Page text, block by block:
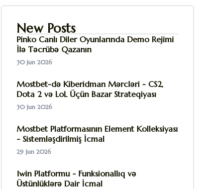
New Posts
Pinko Canlı Diler Oyunlarında Demo Rejimi
İlə Təcrübə Qazanın
30 Jun 2026
Mostbet-də Kiberidman Mərcləri - CS2,
Dota 2 və LoL Üçün Bazar Strateqiyası
30 Jun 2026
Mostbet Platformasının Element Kolleksiyası
- Sistemləşdirilmiş İcmal
29 Jun 2026
1win Platformu - Funksionallıq və
Üstünlüklərə Dair İcmal